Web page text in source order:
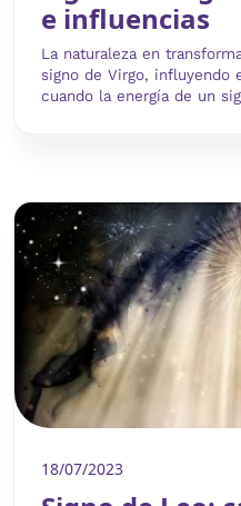
e influencias
La naturaleza en
signo de Virgo, influyendo
cuando la energía de un
18/07/2023